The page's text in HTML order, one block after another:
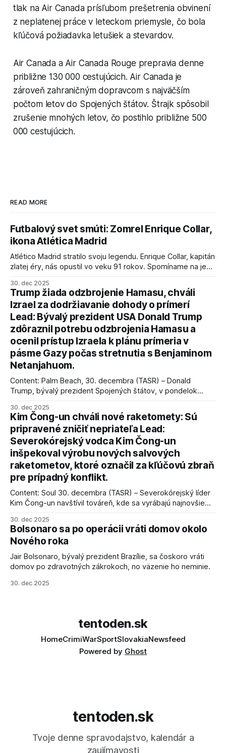
tlak na Air Canada prísľubom prešetrenia obvinení
z neplatenej práce v leteckom priemysle, čo bola
kľúčová požiadavka letušiek a stevardov.
Air Canada a Air Canada Rouge prepravia denne
približne 130 000 cestujúcich. Air Canada je
zároveň zahraničným dopravcom s najväčším
počtom letov do Spojených štátov. Štrajk spôsobil
zrušenie mnohých letov, čo postihlo približne 500
000 cestujúcich.
READ MORE
Futbalový svet smúti: Zomrel Enrique Collar,
ikona Atlética Madrid
Atlético Madrid stratilo svoju legendu. Enrique Collar, kapitán
zlatej éry, nás opustil vo veku 91 rokov. Spomíname na jeho
30. dec 2025
Trump žiada odzbrojenie Hamasu, chváli
Izrael za dodržiavanie dohody o prímerí
Lead: Bývalý prezident USA Donald Trump
zdôraznil potrebu odzbrojenia Hamasu a
ocenil prístup Izraela k plánu prímeria v
pásme Gazy počas stretnutia s Benjaminom
Netanjahuom.
Content: Palm Beach, 30. decembra (TASR) – Donald
Trump, bývalý prezident Spojených štátov, v pondelok
kľúčové pre úspešné dosiahnutie prímeria v Gaze. Agentúra
AFP informuje, že Trump vyjadril presvedčenie, že Izrael plní
podmienky dohody o prí
30. dec 2025
Kim Čong-un chváli nové raketomety: Sú
pripravené zničiť nepriateľa Lead:
Severokórejský vodca Kim Čong-un
inšpekoval výrobu nových salvových
raketometov, ktoré označil za kľúčovú zbraň
pre prípadný konflikt.
Content: Soul 30. decembra (TASR) – Severokórejský líder
Kim Čong-un navštívil továreň, kde sa vyrábajú najnovšie
schopnosti. Informovali o tom štátne médiá KĽDR, na ktoré
sa odvoláva agentúra AFP.
30. dec 2025
Bolsonaro sa po operácii vráti domov okolo
Nového roka
Jair Bolsonaro, bývalý prezident Brazílie, sa čoskoro vráti
domov po zdravotných zákrokoch, no väzenie ho neminie.
30. dec 2025
tentoden.sk
HomeCrimiWarSportSlovakiaNewsfeed
Powered by Ghost
tentoden.sk
Tvoje denne spravodajstvo, kalendár a
zaujímavosti